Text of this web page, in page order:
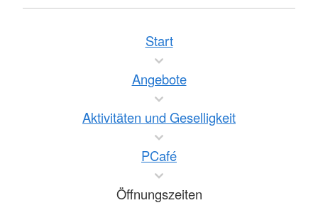
Start
Angebote
Aktivitäten und Geselligkeit
PCafé
Öffnungszeiten